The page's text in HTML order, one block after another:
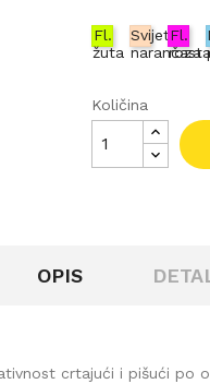
Fl.
žuta
Svijetlo
narančasta
Fl.
roza
Količina
OPIS
crtajući i pišući